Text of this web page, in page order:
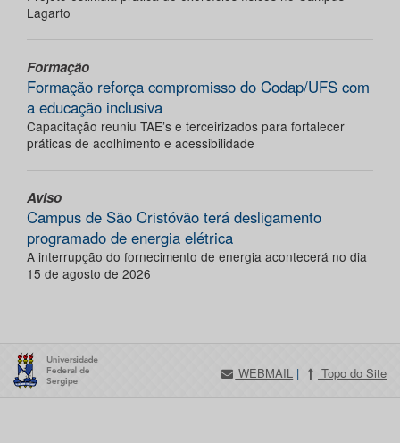
Lagarto
Formação
Formação reforça compromisso do Codap/UFS com
a educação inclusiva
Capacitação reuniu TAE’s e terceirizados para fortalecer
práticas de acolhimento e acessibilidade
Aviso
Campus de São Cristóvão terá desligamento
programado de energia elétrica
A interrupção do fornecimento de energia acontecerá no dia
15 de agosto de 2026
WEBMAIL | Topo do Site